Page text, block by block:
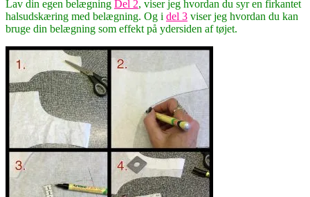
Lav din egen belægning Del 2, viser jeg hvordan du syr en firkantet
halsudskæring med belægning. Og i del 3 viser jeg hvordan du kan
bruge din belægning som effekt på ydersiden af tøjet.